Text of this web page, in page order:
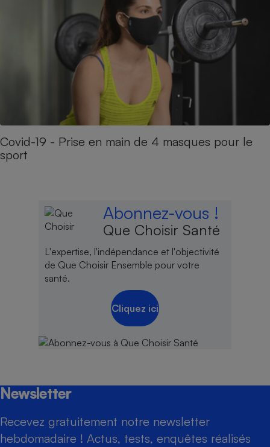
Covid-19 - Prise en main de 4 masques pour le
sport
Abonnez-vous !
Que Choisir Santé
L'expertise, l'indépendance et l'objectivité
de Que Choisir Ensemble pour votre
santé.
Cliquez ici
Newsletter
Recevez gratuitement notre newsletter
hebdomadaire ! Actus, tests, enquêtes réalisés